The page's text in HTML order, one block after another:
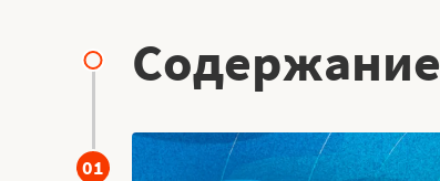
Содержание
01